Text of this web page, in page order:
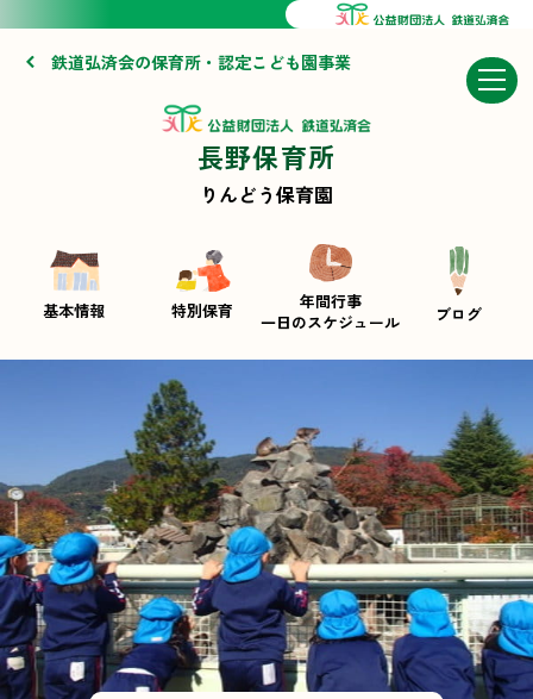
鉄道弘済会の保育所・認定こども園事業
長野保育所
りんどう保育園
基本情報 特別保育
年間行事
一日のスケジュール
ブログ